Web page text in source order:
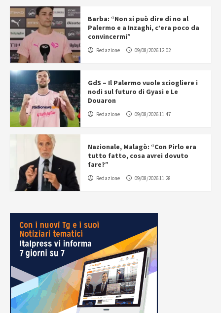
Barba: “Non si può dire di no al
Palermo e a Inzaghi, c’era poco da
convincermi”
Redazione 09/08/2026 12:02
GdS – Il Palermo vuole sciogliere i
nodi sul futuro di Gyasi e Le
Douaron
Redazione 09/08/2026 11:47
Nazionale, Malagò: “Con Pirlo era
tutto fatto, cosa avrei dovuto
fare?”
Redazione 09/08/2026 11:28